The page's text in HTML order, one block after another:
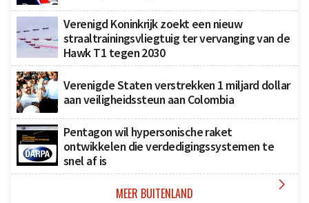
Verenigd Koninkrijk zoekt een nieuw
straaltrainingsvliegtuig ter vervanging van de
Hawk T1 tegen 2030
Verenigde Staten verstrekken 1 miljard dollar
aan veiligheidssteun aan Colombia
Pentagon wil hypersonische raket
ontwikkelen die verdedigingssystemen te
snel af is
MEER BUITENLAND 